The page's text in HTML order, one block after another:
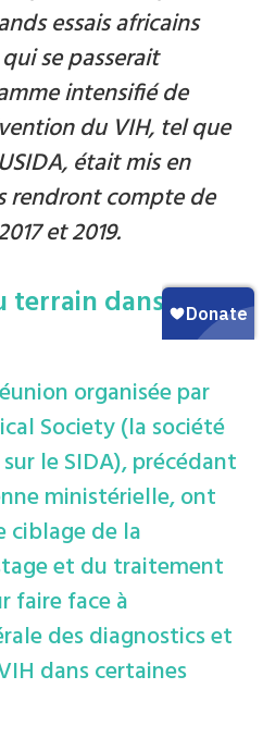
essais africains
se passerait
intensifié de
du VIH, tel que
était mis en
rendront compte de
et 2019.
terrain dans sa
organisée par
Society (la société
le SIDA), précédant
ministérielle, ont
ciblage de la
et du traitement
faire face à
des diagnostics et
dans certaines